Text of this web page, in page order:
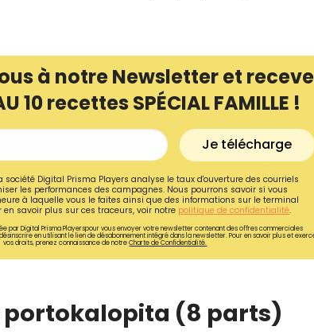
à notre Newsletter et
10 recettes SPÉCIAL FAMILLE !
Je télécharge
société Digital Prisma Players analyse le taux d'ouverture des courriels
les performances des campagnes. Nous pourrons savoir si vous
à laquelle vous le faites ainsi que des informations sur le terminal
en savoir plus sur ces traceurs, voir notre politique de confidentialité.
par Digital Prisma Playerspour vous envoyer votre newsletter contenant des offres commerciales
en utilisant le lien de désabonnement intégré dans la newsletter. Pour en savoir plus et
vos droits, prenez connaissance de notreCharte de Confidentialité.
portokalopita (8 parts)